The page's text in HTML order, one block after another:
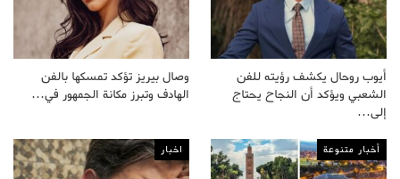
أيوب روحال يكشف رؤيته للفن
الشعبي ويؤكد أن النجاح يحتاج
إلى…
وصال بيريز تؤكد تمسكها بالفن
الهادف وتبرز مكانة الجمهور في…
أخبار متنوعة اخبار